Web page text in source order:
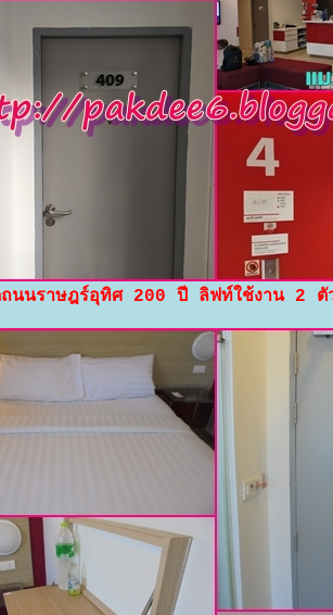
ถนนราษฎร์อุทิศ 200 ปี ลิฟท์ใช้งาน 2 ตั